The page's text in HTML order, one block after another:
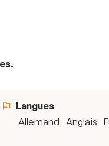
Langues
Allemand
Anglais